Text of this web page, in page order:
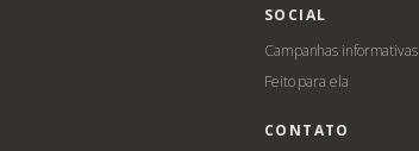
SOCIAL
Campanhas informativas
Feito para ela
CONTATO